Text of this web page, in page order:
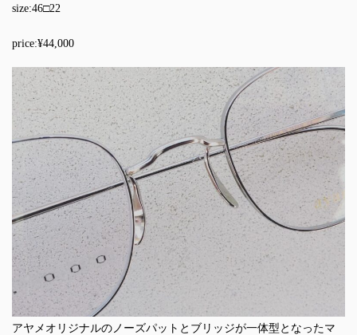
size:46□22
price:¥44,000
アヤメオリジナルのノーズパットとブリッジが一体型となったマ